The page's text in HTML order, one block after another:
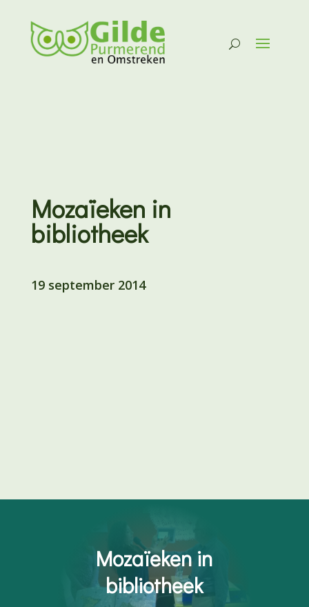
Mozaïeken in
bibliotheek
19 september 2014
Mozaïeken in
bibliotheek